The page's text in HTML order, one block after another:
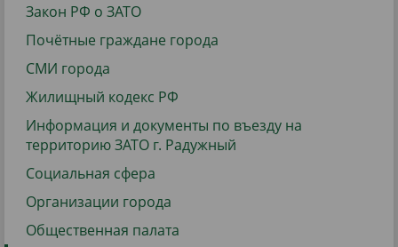
Закон РФ о ЗАТО
Почётные граждане города
СМИ города
Жилищный кодекс РФ
Информация и документы по въезду на
территорию ЗАТО г. Радужный
Социальная сфера
Организации города
Общественная палата